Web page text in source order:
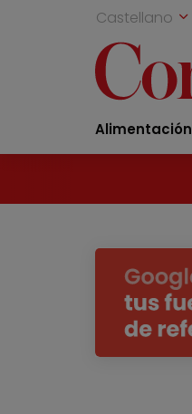
Castellano
Alimentación